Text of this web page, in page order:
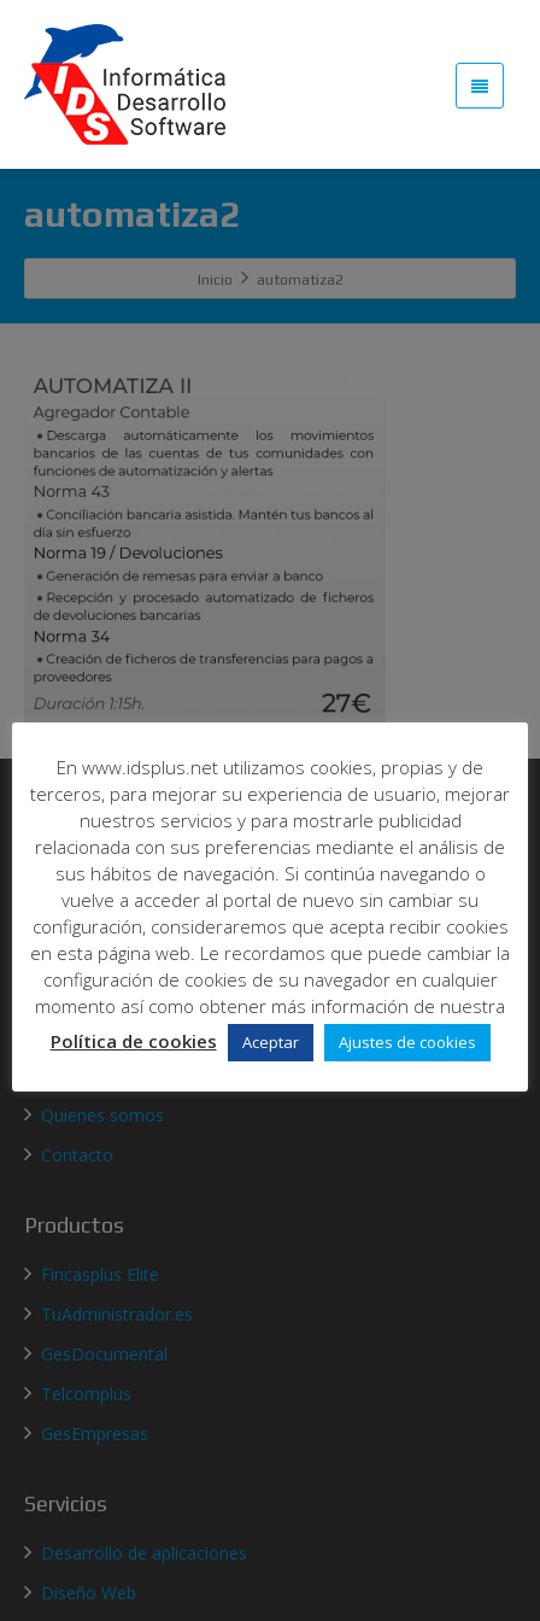
automatiza2
Inicio automatiza2
Informática y Desarrollo de Software SL
C/ Poeta Más y Ros, nº7, bajo
46021 - Valencia
Abrir en maps
Tel: 96 393 00 20
E-mail: info@idsplus.net
Quienes somos
Contacto
Productos
Fincasplus Elite
TuAdministrador.es
GesDocumental
Telcomplus
GesEmpresas
Servicios
Desarrollo de aplicaciones
Diseño Web
En www.idsplus.net utilizamos cookies, propias y de
terceros, para mejorar su experiencia de usuario, mejorar
nuestros servicios y para mostrarle publicidad
relacionada con sus preferencias mediante el análisis de
sus hábitos de navegación. Si continúa navegando o
vuelve a acceder al portal de nuevo sin cambiar su
configuración, consideraremos que acepta recibir cookies
en esta página web. Le recordamos que puede cambiar la
configuración de cookies de su navegador en cualquier
momento así como obtener más información de nuestra
Política de cookies
Aceptar Ajustes de cookies